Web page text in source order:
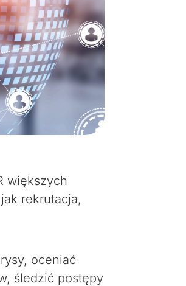
większych
rekrutacja,
oceniać
śledzić postępy